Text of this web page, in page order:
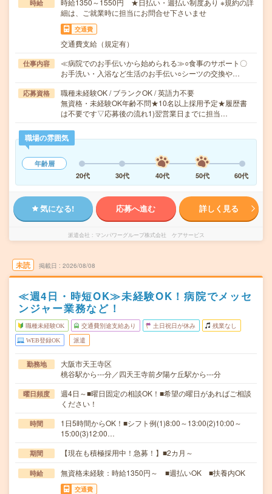
時給
時給1350～1550円 ★日払い・週払い制度あり ※規約の詳
細は、ご就業時に担当にお問合せ下さいませ
交通費
交通費支給（規定有）
仕事内容
≪病院でのお手伝いから始められる≫○食事のサポート〇
お手洗い・入浴など生活のお手伝い○シーツの交換や…
応募資格
職種未経験OK / ブランクOK / 英語力不要
無資格・未経験OK年齢不問★10名以上採用予定★履歴書
は不要です▽応募後の流れ1)翌営業日までに担当…
職場の雰囲気
年齢層
20代
30代 40代 50代 60代
気になる! 応募へ進む 詳しく見る
派遣会社 マンパワーグループ株式会社 ケアサービス
未読 掲載日 2026/08/08
≪週4日・時短OK≫未経験OK！病院でメッセ
ンジャー業務など！
職種未経験OK 交通費別途支給あり 土日祝日が休み 残業なし
WEB登録OK 派遣
勤務地
大阪市天王寺区
桃谷駅から---分／四天王寺前夕陽ケ丘駅から---分
曜日頻度
週4日～■曜日固定の相談OK！■希望の曜日があればご相談
ください！
時間
1日5時間からOK！■シフト例(1)8:00～13:00(2)10:00～
15:00(3)12:00…
期間 【現在も積極採用中！急募！】■2カ月～
時給 無資格未経験：時給1350円～ ■週払いOK ■扶養内OK
交通費